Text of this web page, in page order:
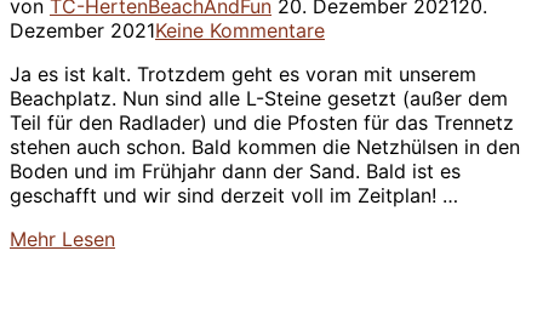
von TC-HertenBeachAndFun
am
20. Dezember 202120.
Dezember 2021Keine Kommentare
Ja es ist kalt. Trotzdem geht es voran mit unserem
Beachplatz. Nun sind alle L-Steine gesetzt (außer dem
Teil für den Radlader) und die Pfosten für das Trennetz
stehen auch schon. Bald kommen die Netzhülsen in den
Boden und im Frühjahr dann der Sand. Bald ist es
geschafft und wir sind derzeit voll im Zeitplan! …
Mehr über
Lesen